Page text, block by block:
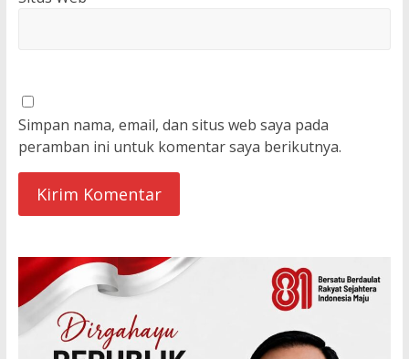
Simpan nama, email, dan situs web saya pada
peramban ini untuk komentar saya berikutnya.